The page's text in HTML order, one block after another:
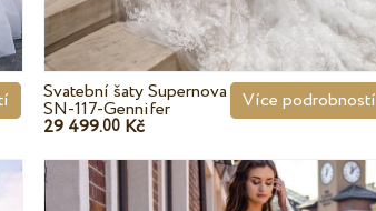
Svatební šaty Supernova
SN-117-Gennifer
29 499.00 Kč
Více podrobností